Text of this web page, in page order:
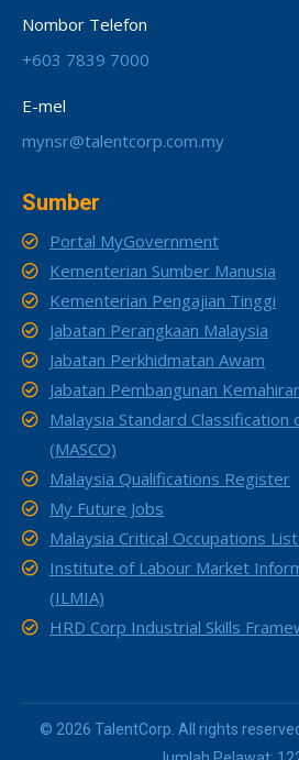
Nombor Telefon
+603 7839 7000
E-mel
mynsr@talentcorp.com.my
Sumber
Portal MyGovernment
Kementerian Sumber Manusia
Kementerian Pengajian Tinggi
Jabatan Perangkaan Malaysia
Jabatan Perkhidmatan Awam
Jabatan Pembangunan
Malaysia Standard Classification
(MASCO)
Malaysia Qualifications Register
My Future Jobs
Malaysia Critical Occupations
Institute of Labour Market
(ILMIA)
HRD Corp Industrial Skills
© 2026 TalentCorp. All rights